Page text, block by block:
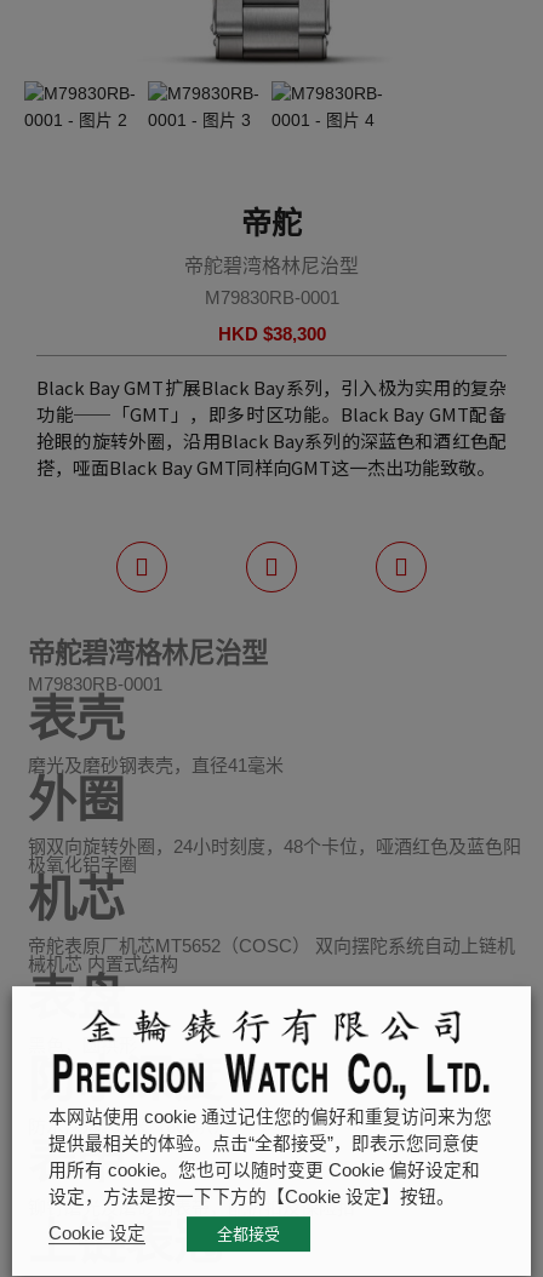
帝舵
帝舵碧湾格林尼治型
M79830RB-0001
HKD $38,300
Black Bay GMT扩展Black Bay系列，引入极为实用的复杂
功能──「GMT」，即多时区功能。Black Bay GMT配备
抢眼的旋转外圈，沿用Black Bay系列的深蓝色和酒红色配
搭，哑面Black Bay GMT同样向GMT这一杰出功能致敬。
帝舵碧湾格林尼治型
M79830RB-0001
表壳
磨光及磨砂钢表壳，直径41毫米
外圈
钢双向旋转外圈，24小时刻度，48个卡位，哑酒红色及蓝色阳
极氧化铝字圈
机芯
帝舵表原厂机芯MT5652（COSC） 双向摆陀系统自动上链机
械机芯 内置式结构
表盘
黑色，圆拱形
防水深度
防水深达200米（660呎）
表带
铆钉磨光及磨砂钢表带，配折扣及保险扣
上链表冠
本网站使用 cookie 通过记住您的偏好和重复访问来为您
提供最相关的体验。点击“全都接受”，即表示您同意使
用所有 cookie。您也可以随时变更 Cookie 偏好设定和
设定，方法是按一下下方的【Cookie 设定】按钮。
Cookie 设定
全都接受